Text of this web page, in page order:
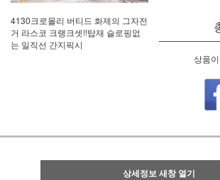
4130크로몰리 버티드 화제의 그자전
거 라스코 크랭크셋!!탑재 슬로핑없
는 일직선 간지픽시
상품
상세정보 새창 열기